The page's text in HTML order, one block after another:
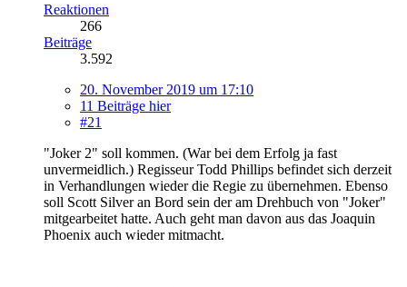
Reaktionen
266
Beiträge
3.592
20. November 2019 um 17:10
11 Beiträge hier
#21
"Joker 2" soll kommen. (War bei dem Erfolg ja fast
unvermeidlich.) Regisseur Todd Phillips befindet sich derzeit
in Verhandlungen wieder die Regie zu übernehmen. Ebenso
soll Scott Silver an Bord sein der am Drehbuch von "Joker"
mitgearbeitet hatte. Auch geht man davon aus das Joaquin
Phoenix auch wieder mitmacht.